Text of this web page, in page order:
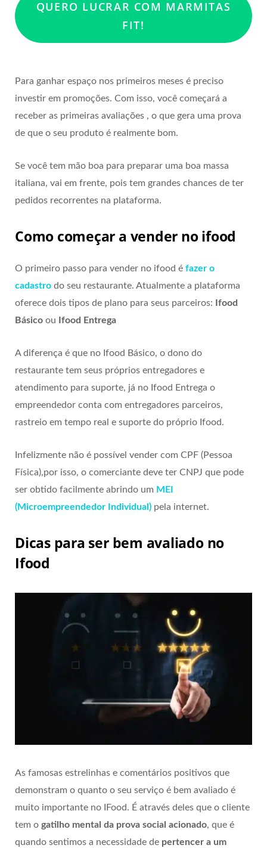
QUERO LUCRAR COM MARMITAS
FIT!
Para ganhar espaço nos primeiros meses é preciso
investir em promoções. Com isso, você começará a
receber as primeiras avaliações , o que gera uma prova
de que o seu produto é realmente bom.
Se você tem mão boa para preparar uma boa massa
italiana, vai em frente, pois tem grandes chances de ter
pedidos recorrentes na plataforma.
Como começar a vender no ifood
O primeiro passo para vender no ifood é fazer o
cadastro do seu restaurante. Atualmente a plataforma
oferece dois tipos de plano para seus parceiros:
Ifood
Básico ou Ifood Entrega
A diferença é que no Ifood Básico, o dono do
restaurante tem seus próprios entregadores e
atendimento para suporte, já no Ifood Entrega o
empreendedor conta com entregadores parceiros,
rastreio em tempo real e suporte do próprio Ifood.
Infelizmente não é possível vender com CPF (Pessoa
Física),por isso, o comerciante deve ter CNPJ que pode
ser obtido facilmente abrindo um MEI
(Microempreendedor Individual) pela internet.
Dicas para ser bem avaliado no
Ifood
As famosas estrelinhas e comentários positivos que
demonstram o quanto o seu serviço é bem avaliado é
muito importante no IFood. É através deles que o cliente
tem o gatilho mental da prova social acionado, que é
quando sentimos a necessidade de pertencer a um